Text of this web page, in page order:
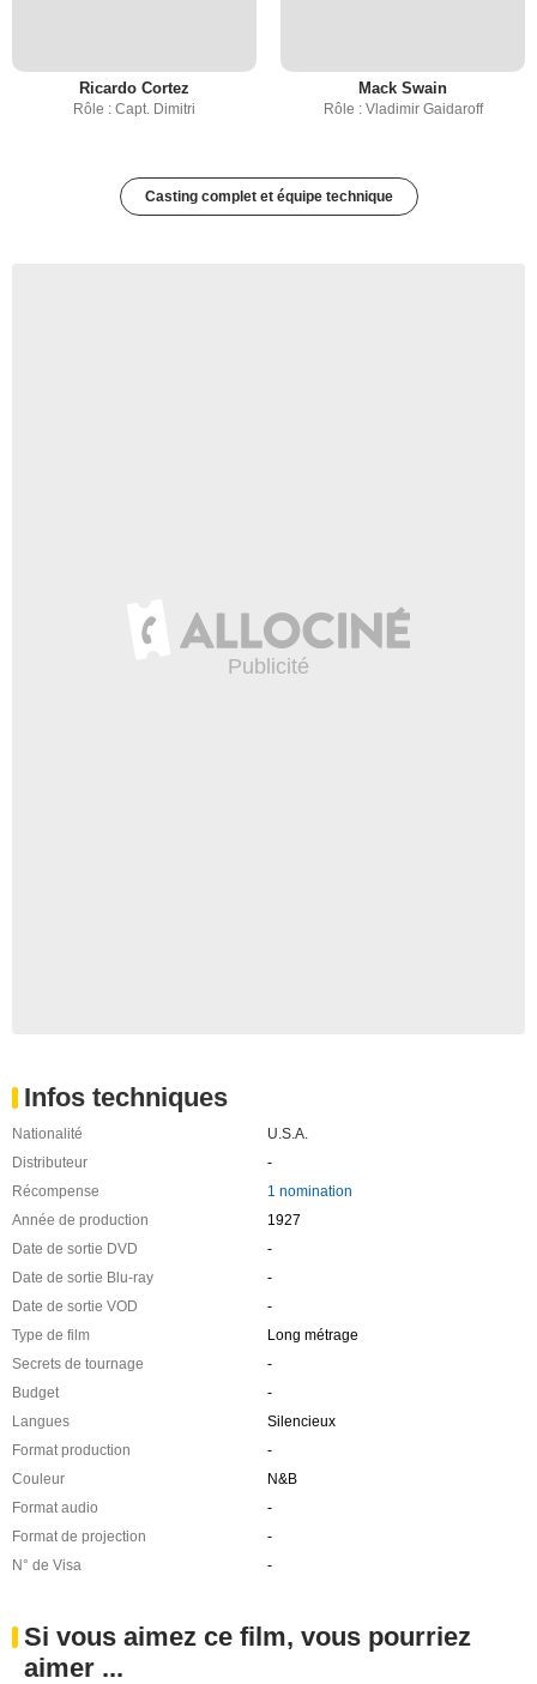
Ricardo Cortez
Rôle : Capt. Dimitri
Mack Swain
Rôle : Vladimir Gaidaroff
Casting complet et équipe technique
Infos techniques
Nationalité
U.S.A.
Distributeur
-
Récompense
1 nomination
Année de production
1927
Date de sortie DVD
-
Date de sortie Blu-ray
-
Date de sortie VOD
-
Type de film
Long métrage
Secrets de tournage
-
Budget
-
Langues
Silencieux
Format production
-
Couleur
N&B
Format audio
-
Format de projection
-
N° de Visa
-
Si vous aimez ce film, vous pourriez
aimer ...